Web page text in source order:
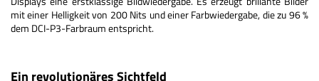
mit einer Helligkeit von 200 Nits und einer Farbwiedergabe, die zu 96 %
dem DCI-P3-Farbraum entspricht.
Ein revolutionäres Sichtfeld